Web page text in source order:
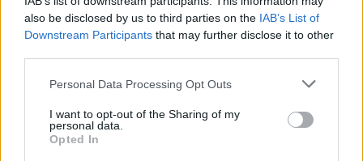
also be disclosed by us to third parties on the IAB’s List of
Downstream Participants that may further disclose it to other
Personal Data Processing Opt Outs
I want to opt-out of the Sharing of my
personal data.
Opted In